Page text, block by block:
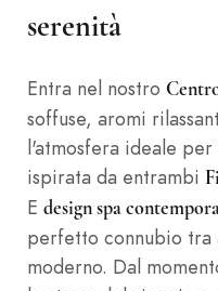
serenità
Entra nel nostro
soffuse, aromi
l'atmosfera ideale
ispirata da entrambi
E design spa
perfetto connubio
moderno. Dal